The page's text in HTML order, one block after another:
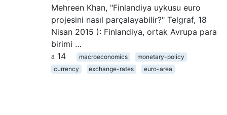
Mehreen Khan, "Finlandiya uykusu euro
projesini nasıl parçalayabilir?" Telgraf, 18
Nisan 2015 ): Finlandiya, ortak Avrupa para
birimi …
14
macroeconomics
monetary-policy
currency
exchange-rates euro-area